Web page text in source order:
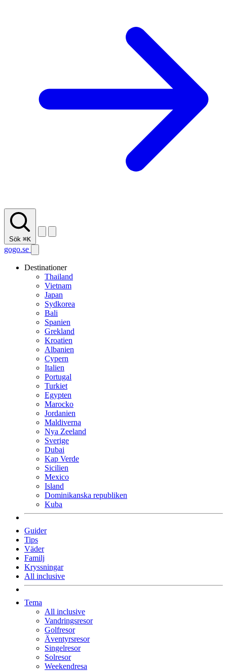
Sök ⌘K
gogo.se
Destinationer
Thailand
Vietnam
Japan
Sydkorea
Bali
Spanien
Grekland
Kroatien
Albanien
Cypern
Italien
Portugal
Turkiet
Egypten
Marocko
Jordanien
Maldiverna
Nya Zeeland
Sverige
Dubai
Kap Verde
Sicilien
Mexico
Island
Dominikanska republiken
Kuba
Guider
Tips
Väder
Familj
Kryssningar
All inclusive
Tema
All inclusive
Vandringsresor
Golfresor
Äventyrsresor
Singelresor
Solresor
Weekendresa